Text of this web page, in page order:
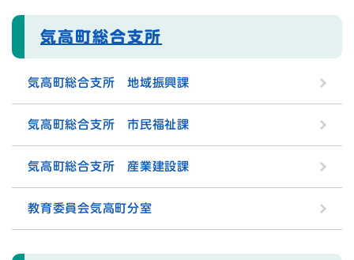
気高町総合支所
気高町総合支所 地域振興課
気高町総合支所 市民福祉課
気高町総合支所 産業建設課
教育委員会気高町分室